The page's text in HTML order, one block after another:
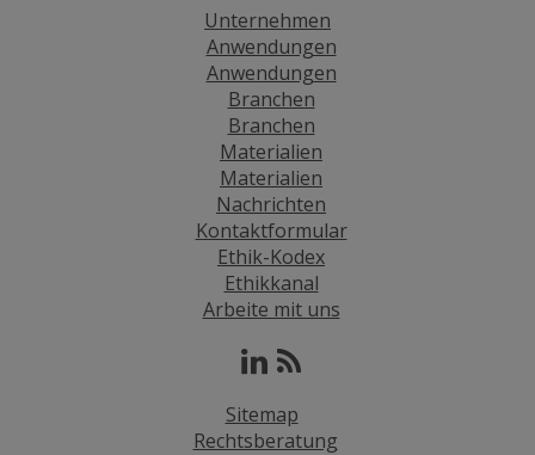
Unternehmen
Anwendungen
Anwendungen
Branchen
Branchen
Materialien
Materialien
Nachrichten
Kontaktformular
Ethik-Kodex
Ethikkanal
Arbeite mit uns
Sitemap
Rechtsberatung